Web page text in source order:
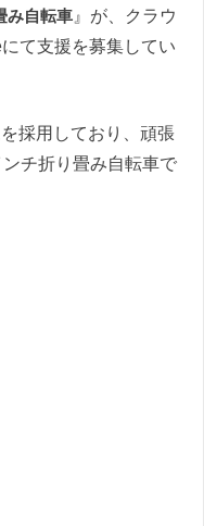
み自転車 』が、クラウ
て支援を募集してい
採用しており、頑張
チ折り畳み自転車で